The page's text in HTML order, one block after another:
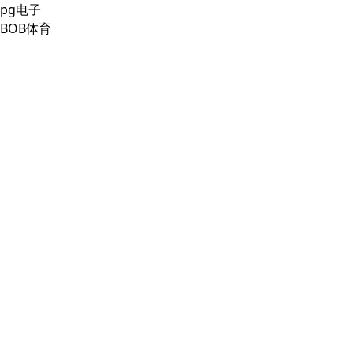
pg电子
BOB体育